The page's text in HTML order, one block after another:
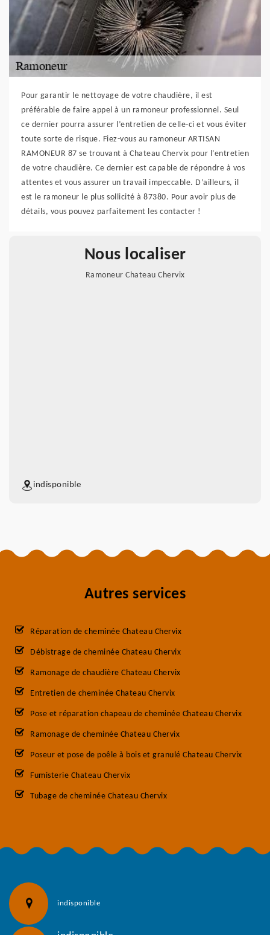
Pour garantir le nettoyage de votre chaudière, il est
préférable de faire appel à un ramoneur professionnel. Seul
ce dernier pourra assurer l’entretien de celle-ci et vous éviter
toute sorte de risque. Fiez-vous au ramoneur ARTISAN
RAMONEUR 87 se trouvant à Chateau Chervix pour l’entretien
de votre chaudière. Ce dernier est capable de répondre à vos
attentes et vous assurer un travail impeccable. D’ailleurs, il
est le ramoneur le plus sollicité à 87380. Pour avoir plus de
détails, vous pouvez parfaitement les contacter !
Nous localiser
Ramoneur Chateau Chervix
indisponible
Autres services
Réparation de cheminée Chateau Chervix
Débistrage de cheminée Chateau Chervix
Ramonage de chaudière Chateau Chervix
Entretien de cheminée Chateau Chervix
Pose et réparation chapeau de cheminée Chateau Chervix
Ramonage de cheminée Chateau Chervix
Poseur et pose de poêle à bois et granulé Chateau Chervix
Fumisterie Chateau Chervix
Tubage de cheminée Chateau Chervix
indisponible